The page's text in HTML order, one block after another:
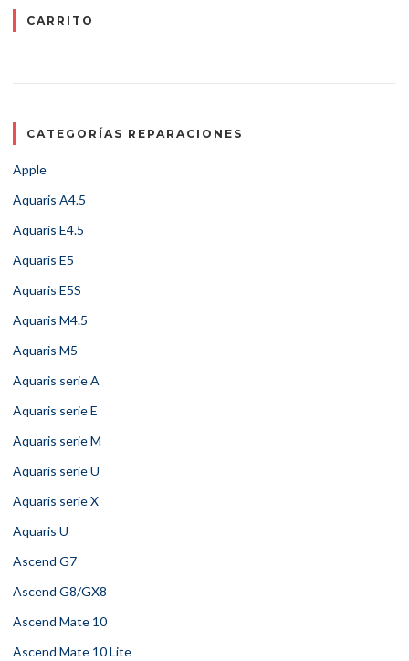
CARRITO
CATEGORÍAS REPARACIONES
Apple
Aquaris A4.5
Aquaris E4.5
Aquaris E5
Aquaris E5S
Aquaris M4.5
Aquaris M5
Aquaris serie A
Aquaris serie E
Aquaris serie M
Aquaris serie U
Aquaris serie X
Aquaris U
Ascend G7
Ascend G8/GX8
Ascend Mate 10
Ascend Mate 10 Lite